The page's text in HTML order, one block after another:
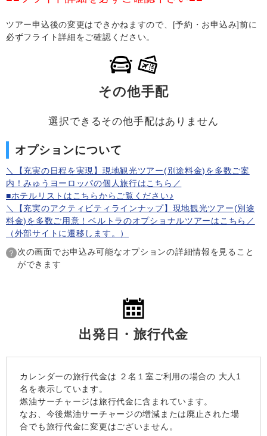
ツアー申込後の変更はできかねますので、[予約・お申込み]前に
必ずフライト詳細をご確認ください。
その他手配
選択できるその他手配はありません
オプションについて
＼【充実の日程を実現】現地観光ツアー(別途料金)を多数ご案
内！みゅうヨーロッパの個人旅行はこちら／
■ホテルリストはこちらからご覧ください♪
＼【充実のアクティビティラインナップ】現地観光ツアー(別途
料金)を多数ご用意！ベルトラのオプショナルツアーはこちら／
（外部サイトに遷移します。）
次の画面でお申込み可能なオプションの詳細情報を見ること
ができます
出発日・旅行代金
カレンダーの旅行代金は ２名１室ご利用の場合の 大人1
名を表示しています。
燃油サーチャージは旅行代金に含まれています。
なお、今後燃油サーチャージの増減または廃止された場
合でも旅行代金に変更はございません。